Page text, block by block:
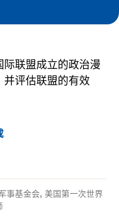
联盟成立的政治漫
并评估联盟的有效
事基金会, 美国第一次世界